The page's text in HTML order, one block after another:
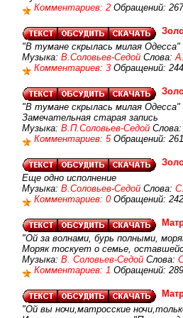
Комментариев: 2 Обращений:
"В тумане скрылась милая Одесса"
Музыка: В.Соловьев-Седой Слова:
Комментариев: 3 Обращений:
"В тумане скрылась милая Одесса"
Замечательная старая запись
Музыка: В.П.Соловьев-Седой
Комментариев: 5 Обращений:
Еще одно исполнение
Музыка: В.Соловьев-Седой Слова:
Комментариев: 0 Обращений:
"Ой за волнами, бурь полными,
Моряк тоскует о семье,
Музыка: В. Соловьев-Седой Слова:
Комментариев: 1 Обращений:
"Ой вы ночи,матросские